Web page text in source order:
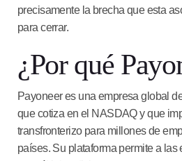
precisamente la brecha que esta
para cerrar.
¿Por qué
Payoneer es una empresa global
que cotiza en el NASDAQ y que
transfronterizo para millones de
países. Su plataforma permite a